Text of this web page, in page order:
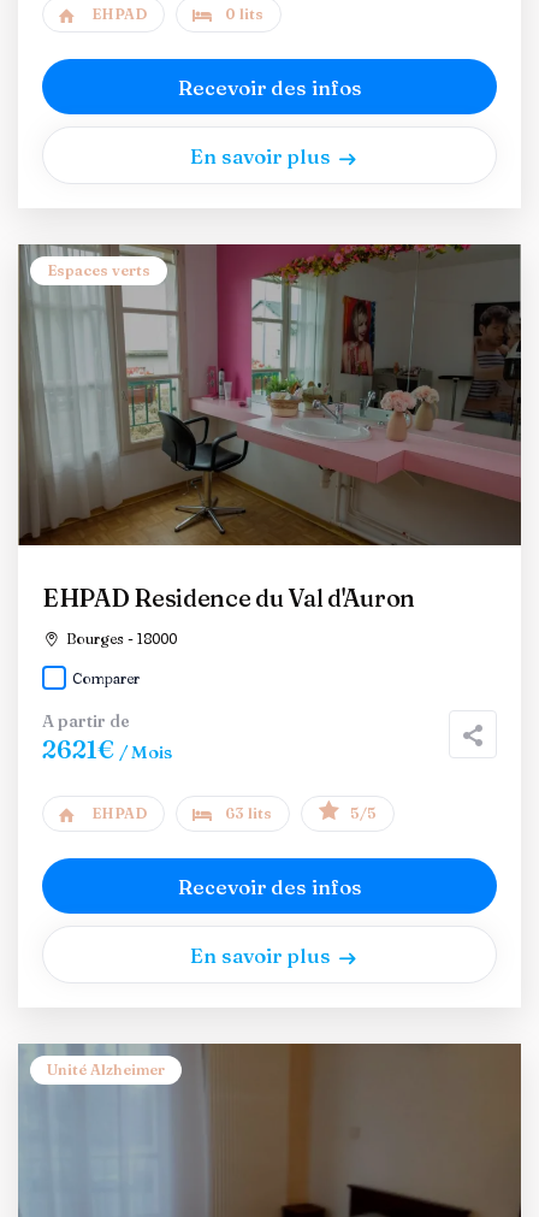
EHPAD 0 lits
Recevoir des infos
En savoir plus
Espaces verts
EHPAD Residence du Val d'Auron
Bourges - 18000
Comparer
A partir de
2621€ / Mois
EHPAD 63 lits 5/5
Recevoir des infos
En savoir plus
Unité Alzheimer